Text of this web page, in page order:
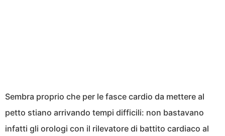
Sembra proprio che per le fasce cardio da mettere al
petto stiano arrivando tempi difficili: non bastavano
infatti gli orologi con il rilevatore di battito cardiaco al